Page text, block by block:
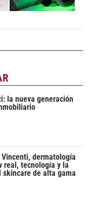
la nueva generación
dermatología
real, tecnología y la
skincare de alta gama